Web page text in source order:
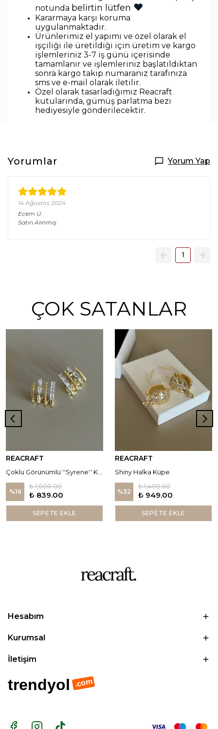
notunda belirtin lütfen ♥
Kararmaya karşı koruma
uygulanmaktadır.
Ürünlerimiz el yapımı ve özel olarak el
işçiliği ile üretildiği için üretim ve kargo
işlemleriniz 3-7 iş günü içerisinde
tamamlanır ve işlemleriniz başlatıldıktan
sonra kargo takip numaranız tarafınıza
sms ve e-mail olarak iletilir.
Özel olarak tasarladığımız Reacraft
kutularında, gümüş parlatma bezi
hediyesiyle gönderilecektir.
Yorumlar Yorum Yap
14 Ağustos 2024
Ecem Ü.
Satın Alınmış
1
ÇOK SATANLAR
REACRAFT
%16
₺ 1,000.00
₺ 839.00
SEPETE EKLE
REACRAFT
Shiny Halka Küpe
%32
₺ 1,400.00
₺ 949.00
SEPETE EKLE
Hesabım
Kurumsal
İletişim
trendyol .com